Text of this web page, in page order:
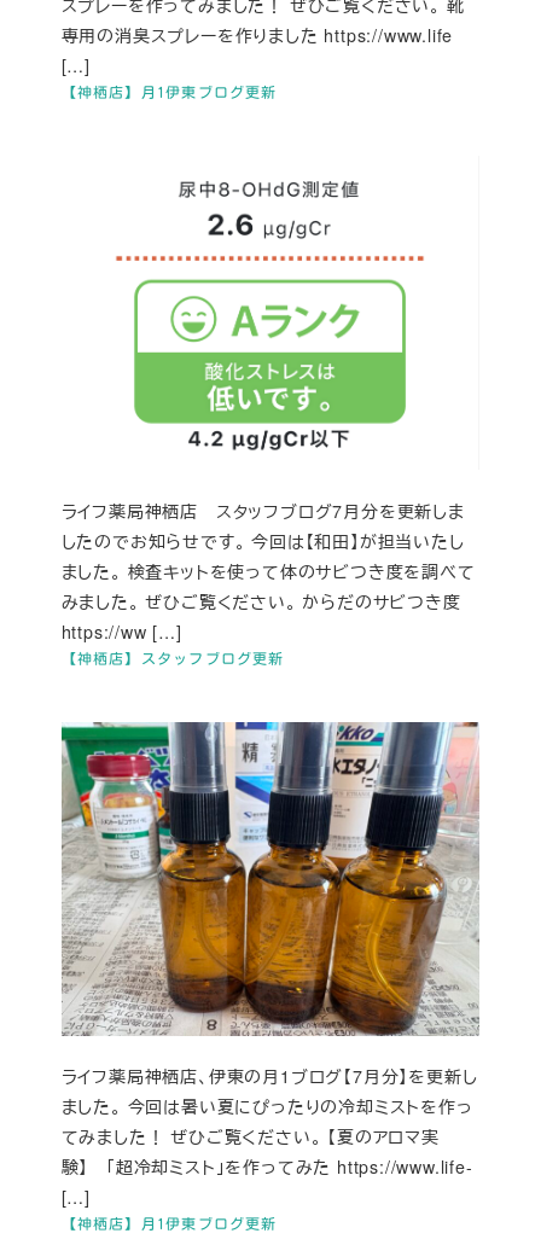
【神栖店】月1伊東ブログ更新
スプレーを作ってみました！ ぜひご覧ください。 靴
専用の消臭スプレーを作りました https://www.life
[…]
【神栖店】スタッフブログ更新
ライフ薬局神栖店 スタッフブログ7月分を更新しま
したのでお知らせです。 今回は【和田】が担当いたし
ました。 検査キットを使って体のサビつき度を調べて
みました。 ぜひご覧ください。 からだのサビつき度
https://ww […]
【神栖店】月1伊東ブログ更新
ライフ薬局神栖店、伊東の月1ブログ【7月分】を更新し
ました。 今回は暑い夏にぴったりの冷却ミストを作っ
てみました！ ぜひご覧ください。 【夏のアロマ実
験】 「超冷却ミスト」を作ってみた https://www.life-
[…]